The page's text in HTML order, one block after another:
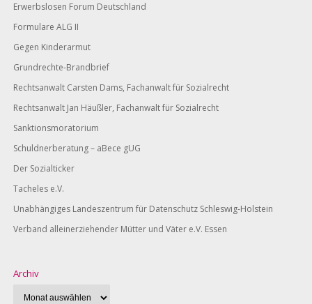
Erwerbslosen Forum Deutschland
Formulare ALG II
Gegen Kinderarmut
Grundrechte-Brandbrief
Rechtsanwalt Carsten Dams, Fachanwalt für Sozialrecht
Rechtsanwalt Jan Häußler, Fachanwalt für Sozialrecht
Sanktionsmoratorium
Schuldnerberatung – aBece gUG
Der Sozialticker
Tacheles e.V.
Unabhängiges Landeszentrum für Datenschutz Schleswig-Holstein
Verband alleinerziehender Mütter und Väter e.V. Essen
Archiv